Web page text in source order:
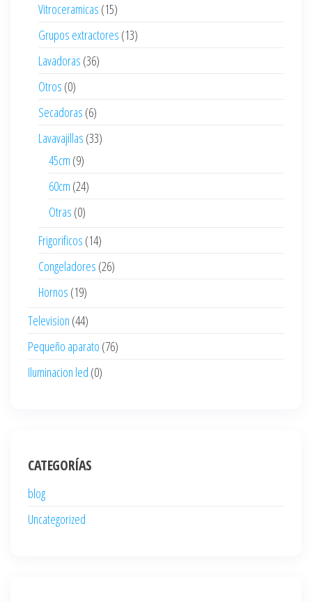
Vitroceramicas (15)
Grupos extractores (13)
Lavadoras (36)
Otros (0)
Secadoras (6)
Lavavajillas (33)
45cm (9)
60cm (24)
Otras (0)
Frigorificos (14)
Congeladores (26)
Hornos (19)
Television (44)
Pequeño aparato (76)
Iluminacion led (0)
CATEGORÍAS
blog
Uncategorized